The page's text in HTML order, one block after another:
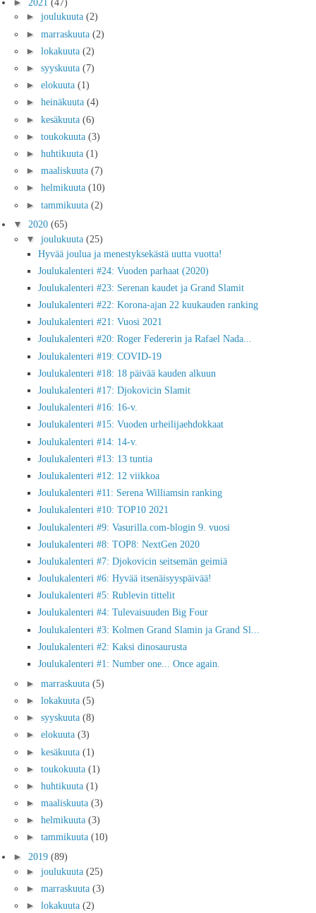
► joulukuuta (2)
► marraskuuta (2)
► lokakuuta (2)
► syyskuuta (7)
► elokuuta (1)
► heinäkuuta (4)
► kesäkuuta (6)
► toukokuuta (3)
► huhtikuuta (1)
► maaliskuuta (7)
► helmikuuta (10)
► tammikuuta (2)
▼ 2020 (65)
▼ joulukuuta (25)
Hyvää joulua ja menestyksekästä uutta vuotta!
Joulukalenteri #24: Vuoden parhaat (2020)
Joulukalenteri #23: Serenan kaudet ja Grand Slamit
Joulukalenteri #22: Korona-ajan 22 kuukauden ranking
Joulukalenteri #21: Vuosi 2021
Joulukalenteri #20: Roger Federerin ja Rafael Nada...
Joulukalenteri #19: COVID-19
Joulukalenteri #18: 18 päivää kauden alkuun
Joulukalenteri #17: Djokovicin Slamit
Joulukalenteri #16: 16-v.
Joulukalenteri #15: Vuoden urheilijaehdokkaat
Joulukalenteri #14: 14-v.
Joulukalenteri #13: 13 tuntia
Joulukalenteri #12: 12 viikkoa
Joulukalenteri #11: Serena Williamsin ranking
Joulukalenteri #10: TOP10 2021
Joulukalenteri #9: Vasurilla.com-blogin 9. vuosi
Joulukalenteri #8: TOP8: NextGen 2020
Joulukalenteri #7: Djokovicin seitsemän geimiä
Joulukalenteri #6: Hyvää itsenäisyyspäivää!
Joulukalenteri #5: Rublevin tittelit
Joulukalenteri #4: Tulevaisuuden Big Four
Joulukalenteri #3: Kolmen Grand Slamin ja Grand Sl...
Joulukalenteri #2: Kaksi dinosaurusta
Joulukalenteri #1: Number one... Once again.
► marraskuuta (5)
► lokakuuta (5)
► syyskuuta (8)
► elokuuta (3)
► kesäkuuta (1)
► toukokuuta (1)
► huhtikuuta (1)
► maaliskuuta (3)
► helmikuuta (3)
► tammikuuta (10)
► 2019 (89)
► joulukuuta (25)
► marraskuuta (3)
► lokakuuta (2)